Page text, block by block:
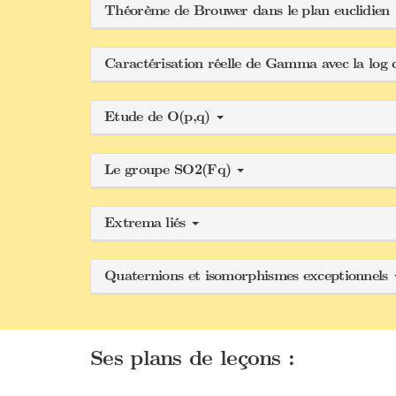
Théorème de Brouwer dans le plan euclidien
Caractérisation réelle de Gamma avec la log
Etude de O(p,q)
Le groupe SO2(Fq)
Extrema liés
Quaternions et isomorphismes exceptionnels
Ses plans de leçons :